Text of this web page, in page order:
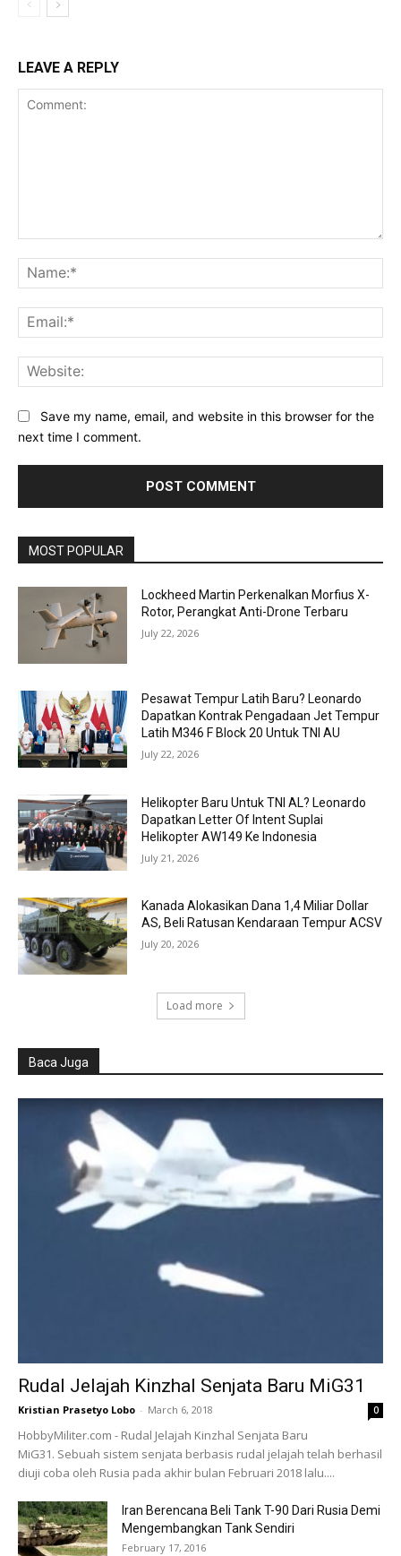
LEAVE A REPLY
Save my name, email, and website in this browser for the
next time I comment.
MOST POPULAR
Lockheed Martin Perkenalkan Morfius X-
Rotor, Perangkat Anti-Drone Terbaru
July 22, 2026
Pesawat Tempur Latih Baru? Leonardo
Dapatkan Kontrak Pengadaan Jet Tempur
Latih M346 F Block 20 Untuk TNI AU
July 22, 2026
Helikopter Baru Untuk TNI AL? Leonardo
Dapatkan Letter Of Intent Suplai
Helikopter AW149 Ke Indonesia
July 21, 2026
Kanada Alokasikan Dana 1,4 Miliar Dollar
AS, Beli Ratusan Kendaraan Tempur ACSV
July 20, 2026
Load more
Baca Juga
Rudal Jelajah Kinzhal Senjata Baru MiG31
Kristian Prasetyo Lobo - March 6, 2018 0
HobbyMiliter.com - Rudal Jelajah Kinzhal Senjata Baru
MiG31. Sebuah sistem senjata berbasis rudal jelajah telah berhasil
diuji coba oleh Rusia pada akhir bulan Februari 2018 lalu....
Iran Berencana Beli Tank T-90 Dari Rusia Demi
Mengembangkan Tank Sendiri
February 17, 2016